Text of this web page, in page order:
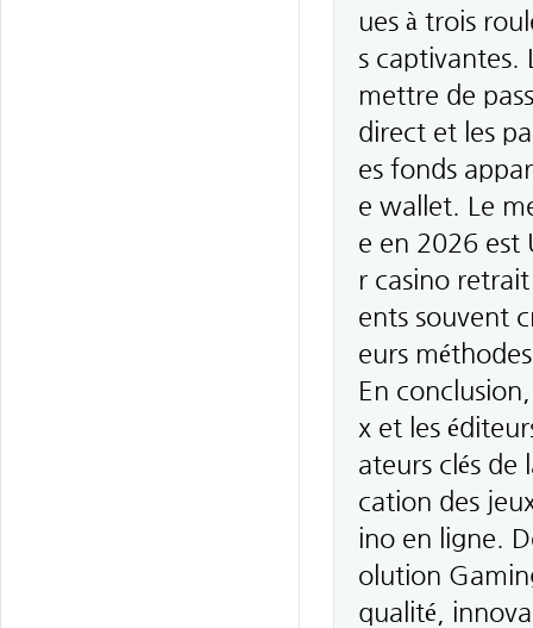
ues à trois
s captivantes.
mettre de
direct et les
es fonds
e wallet. Le
e en 2026 est
r casino
ents souvent
eurs
En
x et les
ateurs clés
cation des
ino en ligne.
olution
qualité,